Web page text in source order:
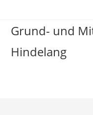
Grund- und
Hindelang